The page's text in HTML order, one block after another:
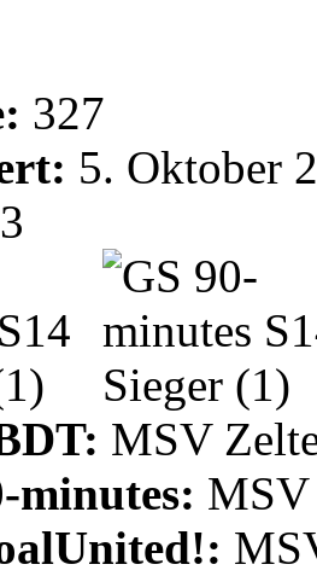
327
5. Oktober
3
MSV
minutes: MSV